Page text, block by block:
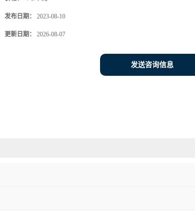
发布日期： 2023-08-10
更新日期： 2026-08-07
发送咨询信息